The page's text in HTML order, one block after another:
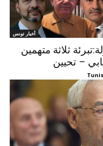
أخبار تونس
ثلاثة متهمين